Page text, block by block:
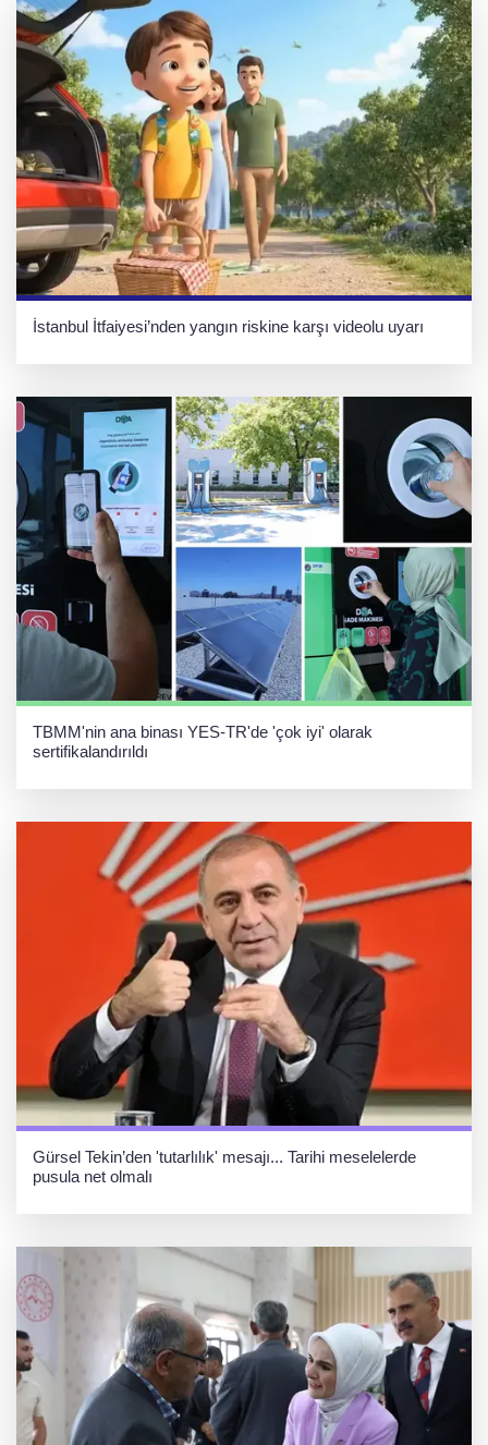
İstanbul İtfaiyesi’nden yangın riskine karşı videolu uyarı
TBMM'nin ana binası YES-TR'de 'çok iyi' olarak
sertifikalandırıldı
Gürsel Tekin’den 'tutarlılık' mesajı... Tarihi meselelerde
pusula net olmalı